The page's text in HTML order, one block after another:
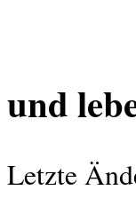
und
Letzte